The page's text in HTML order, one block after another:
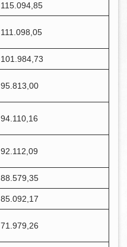
115.094,85
111.098,05
101.984,73
95.813,00
94.110,16
92.112,09
88.579,35
85.092,17
71.979,26